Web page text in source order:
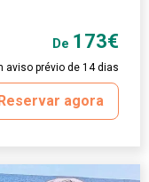
De 173€
aviso prévio de 14 dias
Reservar agora